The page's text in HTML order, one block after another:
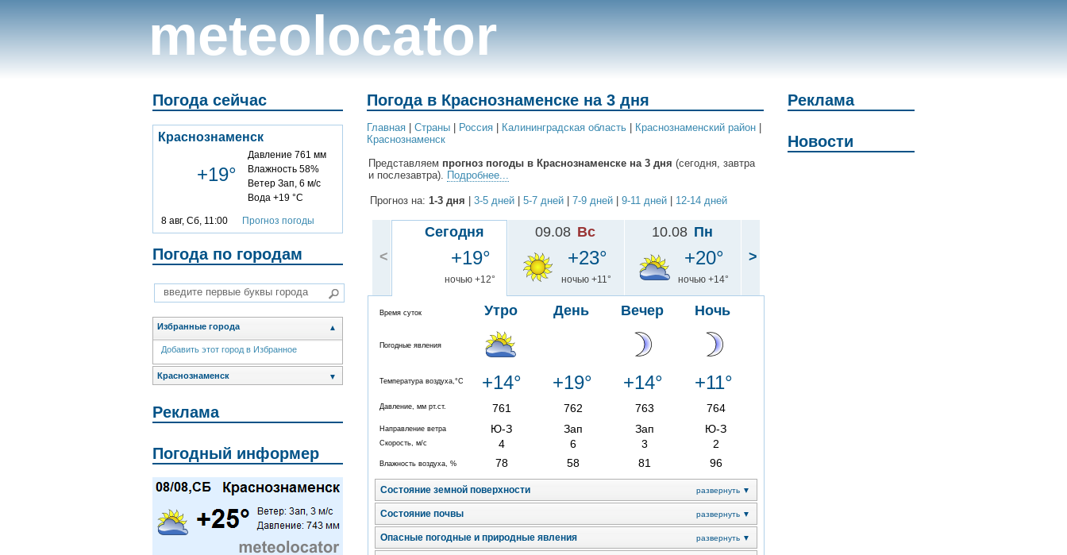
meteolocator
Погода сейчас
Краснознаменск
+19°
Давление 761 мм
Влажность 58%
Ветер Зап, 6 м/с
Вода +19 °C
8 авг, Сб, 11:00 Прогноз погоды
Погода по городам
Избранные города ▲
Добавить этот город в Избранное
Краснознаменск ▼
Реклама
Погодный информер
Погода в Краснознаменске на 3 дня
Главная Cтраны Россия Калининградская область Краснознаменский район
Краснознаменск
Представляем прогноз погоды в Краснознаменске на 3 дня (сегодня, завтра
и послезавтра). Подробнее...
Прогноз на: 1-3 дня 3-5 дней 5-7 дней 7-9 дней 9-11 дней 12-14 дней
<
Сегодня
+19°
ночью +12°
Время суток Утро День Вечер Ночь
Погодные явления
Температура воздуха,°C +14° +19° +14° +11°
Давление, мм рт.ст. 761 762 763 764
Направление ветра Ю-З Зап Зап Ю-З
Скорость, м/с 4 6 3 2
Влажность воздуха, % 78 58 81 96
Состояние земной поверхности развернуть ▼
Состояние почвы развернуть ▼
Опасные погодные и природные явления развернуть ▼
09.08 Вс
+23°
ночью +11°
10.08 Пн
+20°
ночью +14°
>
Реклама
Новости